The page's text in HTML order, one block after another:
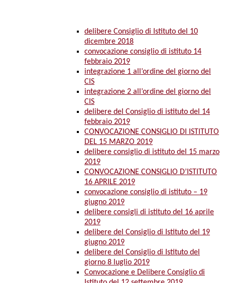
delibere Consiglio di Istituto del 10
dicembre 2018
convocazione consiglio di istituto 14
febbraio 2019
integrazione 1 all’ordine del giorno del
CIS
integrazione 2 all’ordine del giorno del
CIS
delibere del Consiglio di istituto del 14
febbraio 2019
CONVOCAZIONE CONSIGLIO DI ISTITUTO
DEL 15 MARZO 2019
delibere consiglio di istituto del 15 marzo
2019
CONVOCAZIONE CONSIGLIO D’ISTITUTO
16 APRILE 2019
convocazione consiglio di istituto – 19
giugno 2019
delibere consigli di istituto del 16 aprile
2019
delibere del Consiglio di Istituto del 19
giugno 2019
delibere del Consiglio di Istituto del
giorno 8 luglio 2019
Convocazione e Delibere Consiglio di